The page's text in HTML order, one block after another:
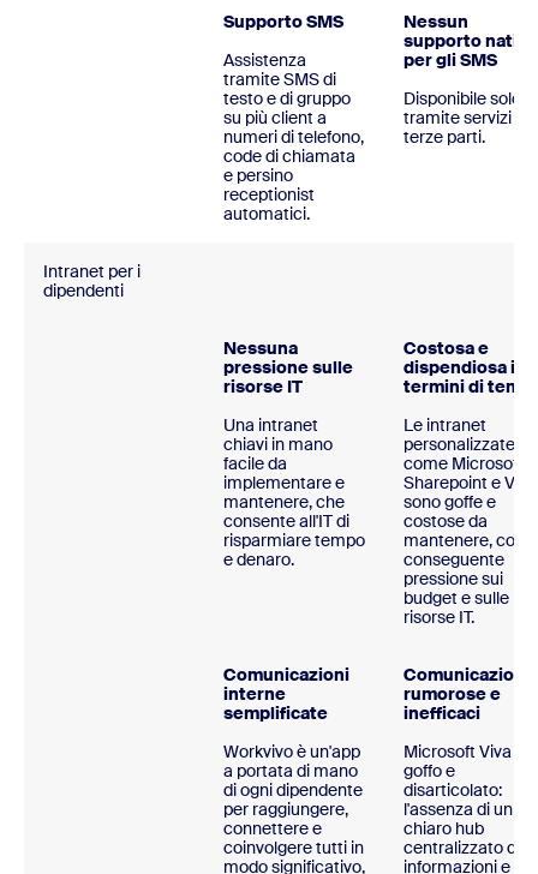
Supporto SMS
Assistenza
tramite SMS di
testo e di gruppo
su più client a
numeri di telefono,
code di chiamata
e persino
receptionist
automatici.
Nessun
supporto nativo
per gli SMS
Disponibile solo
tramite servizi di
terze parti.
Intranet per i
dipendenti
Nessuna
pressione sulle
risorse IT
Una intranet
chiavi in mano
facile da
implementare e
mantenere, che
consente all'IT di
risparmiare tempo
e denaro.
Costosa e
dispendiosa in
termini di
Le intranet
personalizzate
come Microsoft
Sharepoint e Viva
sono goffe e
costose da
mantenere, con
conseguente
pressione sui
budget e sulle
risorse IT.
Comunicazioni
interne
semplificate
Workvivo è un'app
a portata di mano
di ogni dipendente
per raggiungere,
connettere e
coinvolgere tutti in
modo significativo,
Comunicazioni
rumorose e
inefficaci
Microsoft Viva è
goffo e
disarticolato:
l'assenza di un
chiaro hub
centralizzato di
informazioni e la